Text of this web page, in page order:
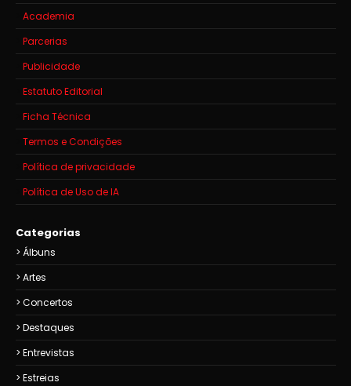
Academia
Parcerias
Publicidade
Estatuto Editorial
Ficha Técnica
Termos e Condições
Política de privacidade
Política de Uso de IA
Categorias
Álbuns
Artes
Concertos
Destaques
Entrevistas
Estreias